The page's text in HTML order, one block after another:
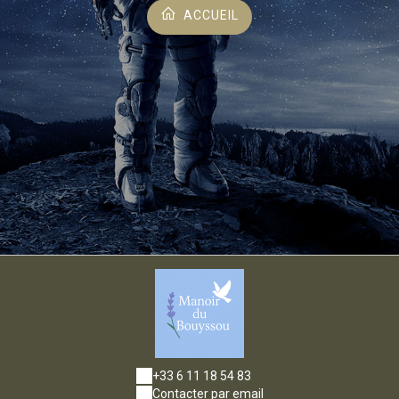
ACCUEIL
+33 6 11 18 54 83
Contacter par email